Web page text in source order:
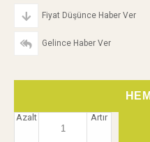
Fiyat Düşünce Haber Ver
Gelince Haber Ver
Artır
Azalt